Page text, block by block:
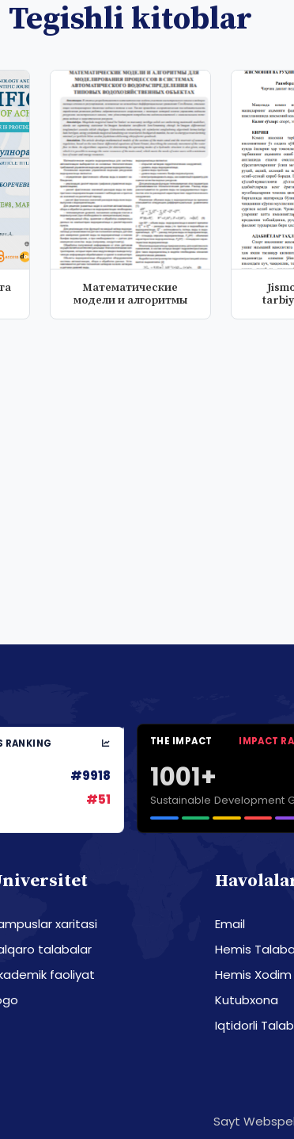
Tegishli kitoblar
Математические
модели и алгоритмы
RANKING
#9918
#51
THE IMPACT IMPACT
1001+
Sustainable Development
xaritasi
talabalar
faoliyat
Email
Hemis Talaba
Hemis Xodim
Kutubxona
Iqtidorli
Sayt